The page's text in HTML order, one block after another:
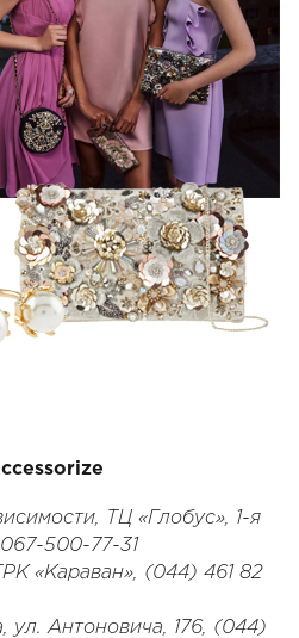
ТЦ «Глобус», 1-я
067-500-77-31
«Караван», (044) 461 82
ул. Антоновича, 176, (044)